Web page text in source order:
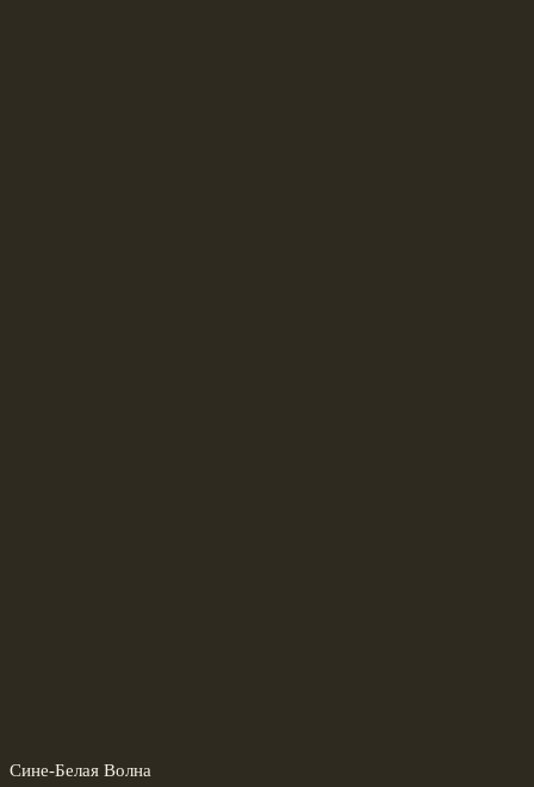
Сине-Белая Волна